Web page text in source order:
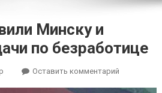
Минску и
по безработице
Оставить комментарийк